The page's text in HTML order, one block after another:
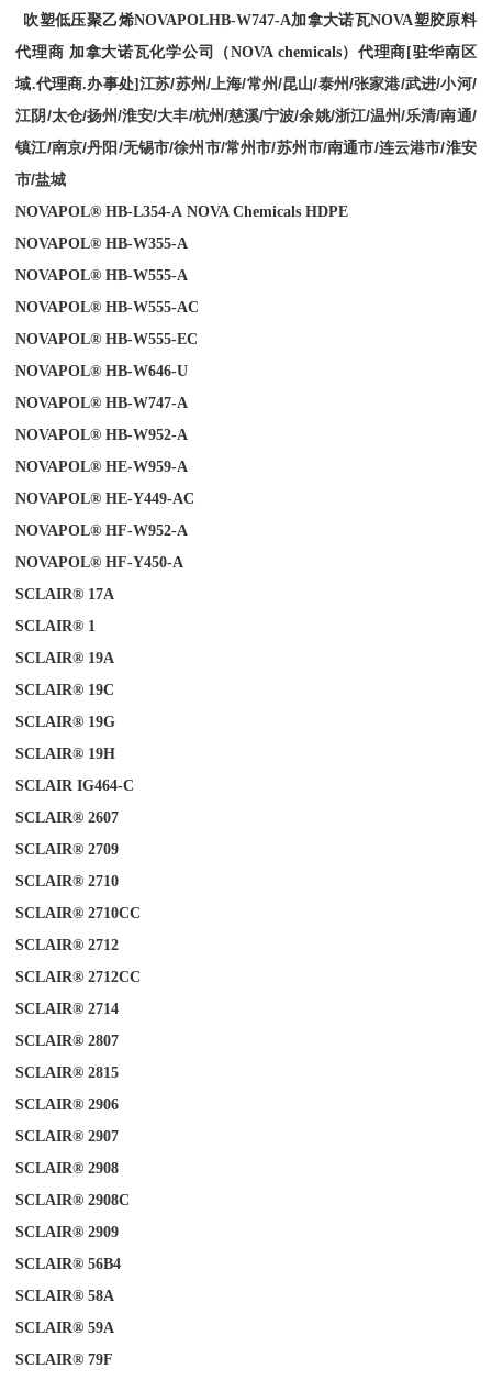
吹塑低压聚乙烯NOVAPOLHB-W747-A加拿大诺瓦NOVA塑胶原料
代理商 加拿大诺瓦化学公司（NOVA chemicals） 代理商 [驻华南区
域.代理商.办事处] 江苏/苏州/上海/常州/昆山/泰州/张家港/武进/小河/
江阴/太仓/扬州/淮安/大丰/杭州/慈溪/宁波/余姚/浙江/温州/乐清/南通/
镇江/南京/丹阳/无锡市/徐州市/常州市/苏州市/南通市/连云港市/淮安
市/盐城
NOVAPOL® HB-L354-A NOVA Chemicals HDPE
NOVAPOL® HB-W355-A
NOVAPOL® HB-W555-A
NOVAPOL® HB-W555-AC
NOVAPOL® HB-W555-EC
NOVAPOL® HB-W646-U
NOVAPOL® HB-W747-A
NOVAPOL® HB-W952-A
NOVAPOL® HE-W959-A
NOVAPOL® HE-Y449-AC
NOVAPOL® HF-W952-A
NOVAPOL® HF-Y450-A
SCLAIR® 17A
SCLAIR® 1
SCLAIR® 19A
SCLAIR® 19C
SCLAIR® 19G
SCLAIR® 19H
SCLAIR IG464-C
SCLAIR® 2607
SCLAIR®2709
SCLAIR® 2710
SCLAIR® 2710CC
SCLAIR® 2712
SCLAIR® 2712CC
SCLAIR® 2714
SCLAIR® 2807
SCLAIR® 2815
SCLAIR® 2906
SCLAIR® 2907
SCLAIR® 2908
SCLAIR® 2908C
SCLAIR® 2909
SCLAIR® 56B4
SCLAIR® 58A
SCLAIR®59A
SCLAIR®79F